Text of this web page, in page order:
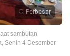
Perbesar
sambutan
Senin 4 Desember